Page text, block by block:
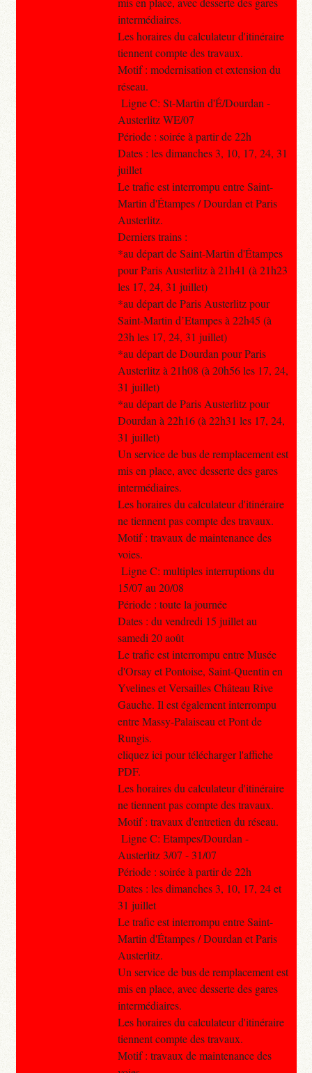
intermédiaires.
Les horaires du calculateur d'itinéraire
tiennent compte des travaux.
Motif : modernisation et extension du
réseau.
Ligne C: St-Martin d'É/Dourdan -
Austerlitz WE/07
Période : soirée à partir de 22h
Dates : les dimanches 3, 10, 17, 24, 31
juillet
Le trafic est interrompu entre Saint-
Martin d'Étampes / Dourdan et Paris
Austerlitz.
Derniers trains :
*au départ de Saint-Martin d'Étampes
pour Paris Austerlitz à 21h41 (à 21h23
les 17, 24, 31 juillet)
*au départ de Paris Austerlitz pour
Saint-Martin d’Etampes à 22h45 (à
23h les 17, 24, 31 juillet)
*au départ de Dourdan pour Paris
Austerlitz à 21h08 (à 20h56 les 17, 24,
31 juillet)
*au départ de Paris Austerlitz pour
Dourdan à 22h16 (à 22h31 les 17, 24,
31 juillet)
Un service de bus de remplacement est
mis en place, avec desserte des gares
intermédiaires.
Les horaires du calculateur d'itinéraire
ne tiennent pas compte des travaux.
Motif : travaux de maintenance des
voies.
Ligne C: multiples interruptions du
15/07 au 20/08
Période : toute la journée
Dates : du vendredi 15 juillet au
samedi 20 août
Le trafic est interrompu entre Musée
d'Orsay et Pontoise, Saint-Quentin en
Yvelines et Versailles Château Rive
Gauche. Il est également interrompu
entre Massy-Palaiseau et Pont de
Rungis.
cliquez ici pour télécharger l'affiche
PDF.
Les horaires du calculateur d'itinéraire
ne tiennent pas compte des travaux.​
Motif : travaux d'entretien du réseau.
Ligne C: Etampes/Dourdan -
Austerlitz 3/07 - 31/07
Période : soirée à partir de 22h
Dates : les dimanches 3, 10, 17, 24 et
31 juillet
Le trafic est interrompu entre Saint-
Martin d'Étampes / Dourdan et Paris
Austerlitz.
Un service de bus de remplacement est
mis en place, avec desserte des gares
intermédiaires.
Les horaires du calculateur d'itinéraire
tiennent compte des travaux.
Motif : travaux de maintenance des